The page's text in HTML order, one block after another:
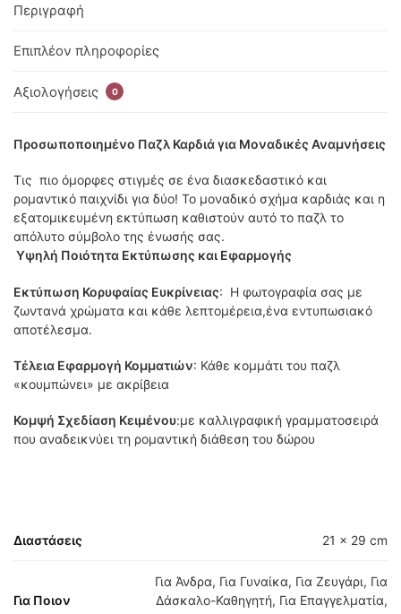
Περιγραφή
Επιπλέον πληροφορίες
Αξιολογήσεις 0
Προσωποποιημένο Παζλ Καρδιά για Μοναδικές Αναμνήσεις
Τις πιο όμορφες στιγμές σε ένα διασκεδαστικό και
ρομαντικό παιχνίδι για δύο! Το μοναδικό σχήμα καρδιάς και η
εξατομικευμένη εκτύπωση καθιστούν αυτό το παζλ το
απόλυτο σύμβολο της ένωσής σας.
Υψηλή Ποιότητα Εκτύπωσης και Εφαρμογής
Εκτύπωση Κορυφαίας Ευκρίνειας: Η φωτογραφία σας με
ζωντανά χρώματα και κάθε λεπτομέρεια,ένα εντυπωσιακό
αποτέλεσμα.
Τέλεια Εφαρμογή Κομματιών: Κάθε κομμάτι του παζλ
«κουμπώνει» με ακρίβεια
Κομψή Σχεδίαση Κειμένου:με καλλιγραφική γραμματοσειρά
που αναδεικνύει τη ρομαντική διάθεση του δώρου
Διαστάσεις 21 × 29 cm
Για Ποιον
Για Άνδρα, Για Γυναίκα, Για Ζευγάρι, Για
Δάσκαλο-Καθηγητή, Για Επαγγελματία,